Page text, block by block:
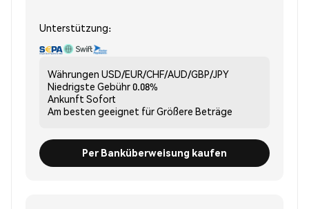
Unterstützung:
Währungen USD/EUR/CHF/AUD/GBP/JPY
Niedrigste Gebühr0.08%
Ankunft Sofort
Am besten geeignet fürGrößere Beträge
Per Banküberweisung kaufen